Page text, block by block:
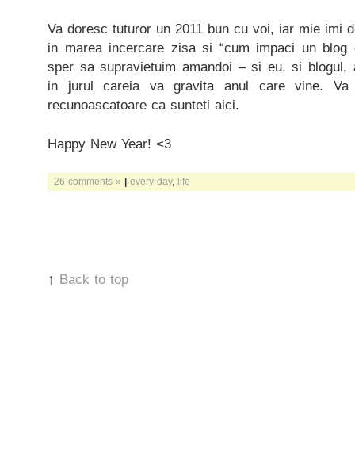
Va doresc tuturor un 2011 bun cu voi, iar mie imi
in marea incercare zisa si “cum impaci un blog
sper sa supravietuim amandoi – si eu, si blogul,
in jurul careia va gravita anul care vine. Va
recunoascatoare ca sunteti aici.
Happy New Year! <3
26 comments » | every day, life
↑ Back to top